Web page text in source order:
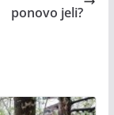
ponovo jeli?